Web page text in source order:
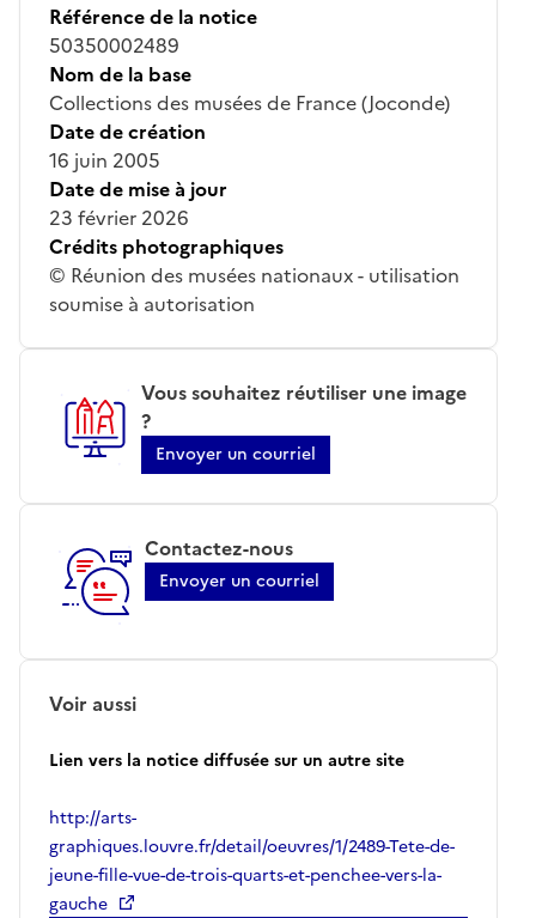
Référence de la notice
50350002489
Nom de la base
Collections des musées de France (Joconde)
Date de création
16 juin 2005
Date de mise à jour
23 février 2026
Crédits photographiques
© Réunion des musées nationaux - utilisation
soumise à autorisation
Vous souhaitez réutiliser une image
?
Envoyer un courriel
Contactez-nous
Envoyer un courriel
Voir aussi
Lien vers la notice diffusée sur un autre site
http://arts-
graphiques.louvre.fr/detail/oeuvres/1/2489-Tete-de-
jeune-fille-vue-de-trois-quarts-et-penchee-vers-la-
gauche